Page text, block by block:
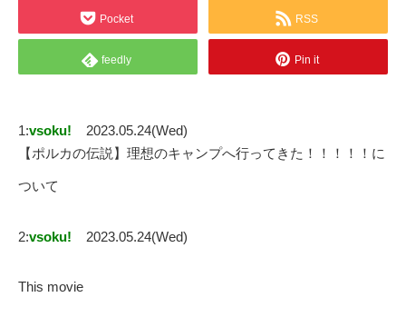
Pocket RSS
feedly Pin it
1:vsoku!
2023.05.24(Wed)
【ポルカの伝説】理想のキャンプへ行ってきた！！！！！に
ついて
2:vsoku! 2023.05.24(Wed)
This movie